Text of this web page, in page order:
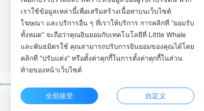
บัญชีเฟสบุ๊ค WeChat
เราใช้ข้อมูลเหล่านี้เพื่อเสริมสร้างเนื้อหาบนเว็บไซต์
โฆษณา และบริการอื่น ๆ ที่เราให้บริการ การคลิกที่ “ยอมรับ
ทั้งหมด” จะถือว่าคุณยินยอมกับเทคโนโลยีที่ Little Whale
และพันธมิตรใช้ คุณสามารถปรับการยินยอมของคุณได้โดย
คลิกที่ “ปรับแต่ง” หรือตั้งค่าคุกกี้ในการตั้งค่าคุกกี้ในส่วน
ท้ายของหน้าเว็บไซต์
全部接受 自定义